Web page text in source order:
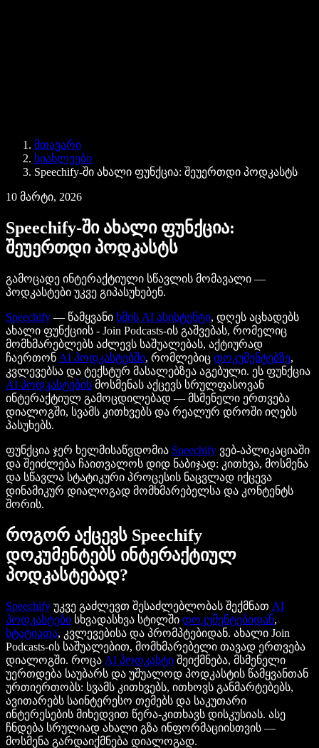
SIMBA ხმოვანი აგენტები
Speechify დეველოპერებისთვის
მთავარი
სიახლეები
Speechify-ში ახალი ფუნქცია: შეუერთდი პოდკასტს
10 მარტი, 2026
Speechify-ში ახალი ფუნქცია:
შეუერთდი პოდკასტს
გამოცადე ინტერაქტიული სწავლის მომავალი —
პოდკასტები უკვე გიპასუხებენ.
Speechify — წამყვანი ხმის AI ასისტენტი, დღეს აცხადებს
ახალი ფუნქციის - Join Podcasts-ის გაშვებას, რომელიც
მომხმარებლებს აძლევს საშუალებას, აქტიურად
ჩაერთონ AI პოდკასტებში, რომლებიც დოკუმენტებზე,
კვლევებსა და ტექსტურ მასალებზეა აგებული. ეს ფუნქცია
AI პოდკასტების მოსმენას აქცევს სრულფასოვან
ინტერაქტიულ გამოცდილებად — მსმენელი ერთვება
დიალოგში, სვამს კითხვებს და რეალურ დროში იღებს
პასუხებს.
ფუნქცია ჯერ ხელმისაწვდომია Speechify ვებ-აპლიკაციაში
და შეიძლება ჩაითვალოს დიდ ნაბიჯად: კითხვა, მოსმენა
და სწავლა სტატიკური პროცესის ნაცვლად იქცევა
დინამიკურ დიალოგად მომხმარებელსა და კონტენტს
შორის.
როგორ აქცევს Speechify
დოკუმენტებს ინტერაქტიულ
პოდკასტებად?
Speechify უკვე გაძლევთ შესაძლებლობას შექმნათ AI
პოდკასტები სხვადასხვა სტილში დოკუმენტებიდან,
სტატიათა, კვლევებისა და პრომპტებიდან. ახალი Join
Podcasts-ის საშუალებით, მომხმარებელი თავად ერთვება
დიალოგში. როცა AI პოდკასტი შეიქმნება, მსმენელი
უერთდება საუბარს და უშუალოდ პოდკასტის წამყვანთან
ურთიერთობს: სვამს კითხვებს, ითხოვს განმარტებებს,
ავითარებს საინტერესო თემებს და საკუთარი
ინტერესების მიხედვით წერა-კითხავს დისკუსიას. ასე
ჩნდება სრულიად ახალი გზა ინფორმაციისთვის —
მოსმენა გარდაიქმნება დიალოგად.